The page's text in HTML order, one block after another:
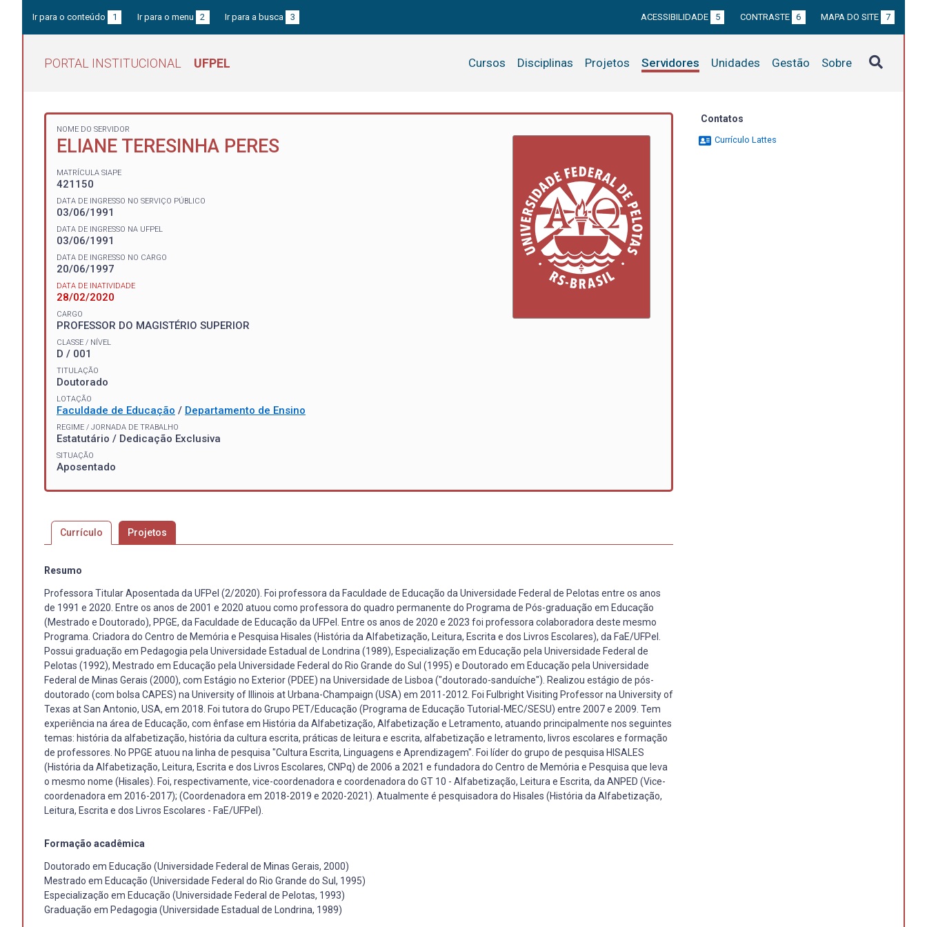
Ir para o conteúdo 1 Ir para o menu 2 Ir para a busca 3 ACESSIBILIDADE 5 CONTRASTE 6 MAPA DO SITE 7
PORTAL INSTITUCIONAL UFPEL Cursos Disciplinas Projetos Servidores Unidades Gestão Sobre
NOME DO SERVIDOR
ELIANE TERESINHA PERES
MATRÍCULA SIAPE
421150
DATA DE INGRESSO NO SERVIÇO PÚBLICO
03/06/1991
DATA DE INGRESSO NA UFPEL
03/06/1991
DATA DE INGRESSO NO CARGO
20/06/1997
DATA DE INATIVIDADE
28/02/2020
CARGO
PROFESSOR DO MAGISTÉRIO SUPERIOR
CLASSE / NÍVEL
D / 001
TITULAÇÃO
Doutorado
LOTAÇÃO
Faculdade de Educação / Departamento de Ensino
REGIME / JORNADA DE TRABALHO
Estatutário / Dedicação Exclusiva
SITUAÇÃO
Aposentado
Currículo Projetos
Resumo
Professora Titular Aposentada da UFPel (2/2020). Foi professora da Faculdade de Educação da Universidade Federal de Pelotas entre os anos
de 1991 e 2020. Entre os anos de 2001 e 2020 atuou como professora do quadro permanente do Programa de Pós-graduação em Educação
(Mestrado e Doutorado), PPGE, da Faculdade de Educação da UFPel. Entre os anos de 2020 e 2023 foi professora colaboradora deste mesmo
Programa. Criadora do Centro de Memória e Pesquisa Hisales (História da Alfabetização, Leitura, Escrita e dos Livros Escolares), da FaE/UFPel.
Possui graduação em Pedagogia pela Universidade Estadual de Londrina (1989), Especialização em Educação pela Universidade Federal de
Pelotas (1992), Mestrado em Educação pela Universidade Federal do Rio Grande do Sul (1995) e Doutorado em Educação pela Universidade
Federal de Minas Gerais (2000), com Estágio no Exterior (PDEE) na Universidade de Lisboa ("doutorado-sanduíche"). Realizou estágio de pós-
doutorado (com bolsa CAPES) na University of Illinois at Urbana-Champaign (USA) em 2011-2012. Foi Fulbright Visiting Professor na University of
Texas at San Antonio, USA, em 2018. Foi tutora do Grupo PET/Educação (Programa de Educação Tutorial-MEC/SESU) entre 2007 e 2009. Tem
experiência na área de Educação, com ênfase em História da Alfabetização, Alfabetização e Letramento, atuando principalmente nos seguintes
temas: história da alfabetização, história da cultura escrita, práticas de leitura e escrita, alfabetização e letramento, livros escolares e formação
de professores. No PPGE atuou na linha de pesquisa "Cultura Escrita, Linguagens e Aprendizagem". Foi líder do grupo de pesquisa HISALES
(História da Alfabetização, Leitura, Escrita e dos Livros Escolares, CNPq) de 2006 a 2021 e fundadora do Centro de Memória e Pesquisa que leva
o mesmo nome (Hisales). Foi, respectivamente, vice-coordenadora e coordenadora do GT 10 - Alfabetização, Leitura e Escrita, da ANPED (Vice-
coordenadora em 2016-2017); (Coordenadora em 2018-2019 e 2020-2021). Atualmente é pesquisadora do Hisales (História da Alfabetização,
Leitura, Escrita e dos Livros Escolares - FaE/UFPel).
Formação acadêmica
Doutorado em Educação (Universidade Federal de Minas Gerais, 2000)
Mestrado em Educação (Universidade Federal do Rio Grande do Sul, 1995)
Especialização em Educação (Universidade Federal de Pelotas, 1993)
Graduação em Pedagogia (Universidade Estadual de Londrina, 1989)
Contatos
Currículo Lattes